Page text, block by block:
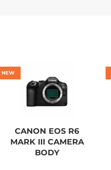
NEW
CANON EOS R6
MARK III CAMERA
BODY